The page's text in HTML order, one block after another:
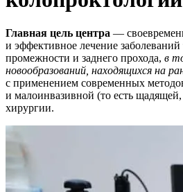
Главная цель центра —
и эффективное лечение
промежности и заднего прохода, в
новообразований, находящихся на
с применением современных
и малоинвазивной (то есть
хирургии.